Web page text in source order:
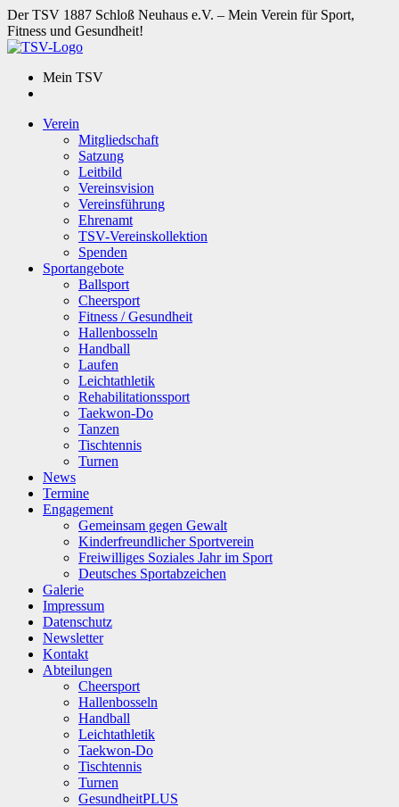
Der TSV 1887 Schloß Neuhaus e.V. – Mein Verein für Sport,
Fitness und Gesundheit!
Mein TSV
Verein
Mitgliedschaft
Satzung
Leitbild
Vereinsvision
Vereinsführung
Ehrenamt
TSV-Vereinskollektion
Spenden
Sportangebote
Ballsport
Cheersport
Fitness / Gesundheit
Hallenbosseln
Handball
Laufen
Leichtathletik
Rehabilitationssport
Taekwon-Do
Tanzen
Tischtennis
Turnen
News
Termine
Engagement
Gemeinsam gegen Gewalt
Kinderfreundlicher Sportverein
Freiwilliges Soziales Jahr im Sport
Deutsches Sportabzeichen
Galerie
Impressum
Datenschutz
Newsletter
Kontakt
Abteilungen
Cheersport
Hallenbosseln
Handball
Leichtathletik
Taekwon-Do
Tischtennis
Turnen
GesundheitPLUS